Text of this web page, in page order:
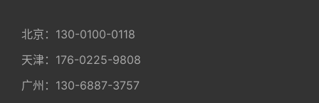
北京： 130-0100-0118
天津： 176-0225-9808
广州： 130-6887-3757